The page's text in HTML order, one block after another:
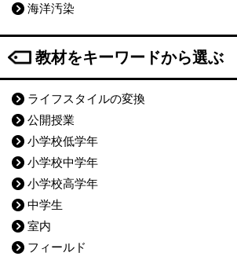
海洋汚染
教材をキーワードから選ぶ
ライフスタイルの変換
公開授業
小学校低学年
小学校中学年
小学校高学年
中学生
室内
フィールド